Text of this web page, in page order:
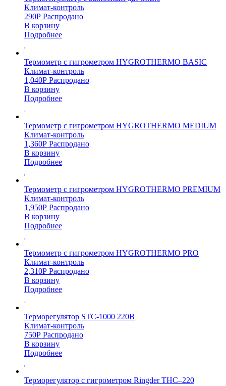
Климат-контроль
290Р Распродано
В корзину
Подробнее
Термометр с гигрометром HYGROTHERMO BASIC
Климат-контроль
1,040Р Распродано
В корзину
Подробнее
Термометр с гигрометром HYGROTHERMO MEDIUM
Климат-контроль
1,360Р Распродано
В корзину
Подробнее
Термометр с гигрометром HYGROTHERMO PREMIUM
Климат-контроль
1,950Р Распродано
В корзину
Подробнее
Термометр с гигрометром HYGROTHERMO PRO
Климат-контроль
2,310Р Распродано
В корзину
Подробнее
Терморегулятор STC-1000 220В
Климат-контроль
750Р Распродано
В корзину
Подробнее
Терморегулятор с гигрометром Ringder THC–220